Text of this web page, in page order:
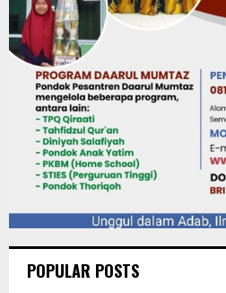
POPULAR POSTS